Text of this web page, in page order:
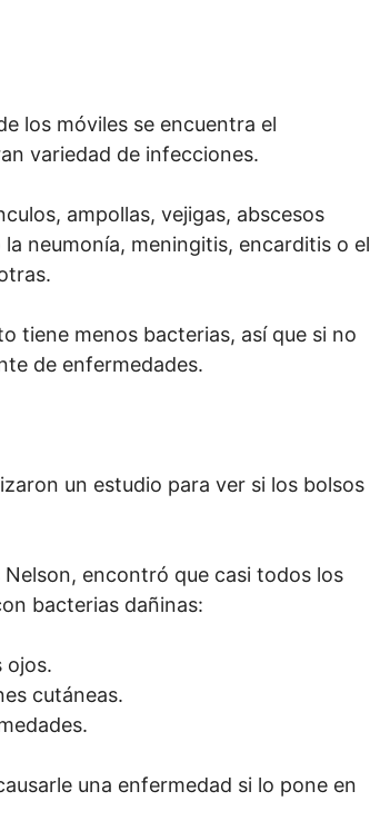
los móviles se encuentra el
variedad de infecciones.
ampollas, vejigas, abscesos
neumonía, meningitis, encarditis o el
tiene menos bacterias, así que si no
de enfermedades.
un estudio para ver si los bolsos
encontró que casi todos los
bacterias dañinas:
ojos.
cutáneas.
una enfermedad si lo pone en